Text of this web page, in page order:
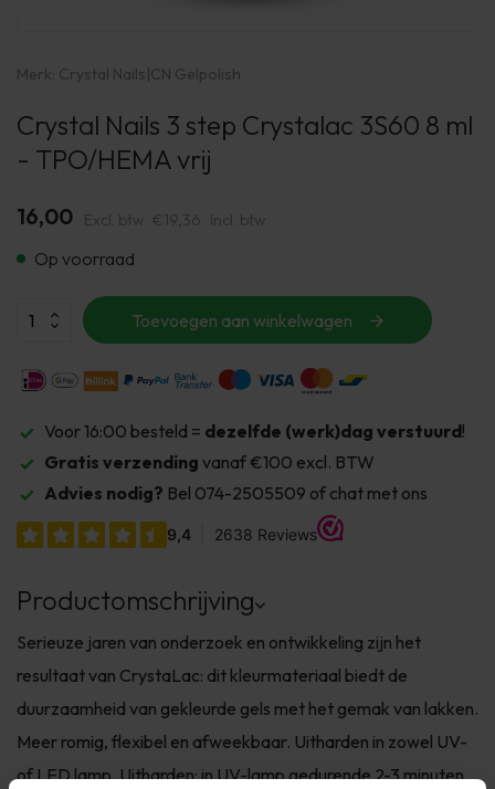
Merk: Crystal Nails|CN Gelpolish
Crystal Nails 3 step Crystalac 3S60 8 ml
- TPO/HEMA vrij
16,00 Excl. btw €19,36 Incl. btw
Op voorraad
Toevoegen aan winkelwagen
Voor 16:00 besteld = dezelfde (werk)dag verstuurd!
Gratis verzending vanaf €100 excl. BTW
Advies nodig? Bel 074-2505509 of chat met ons
Productomschrijving
Serieuze jaren van onderzoek en ontwikkeling zijn het
resultaat van CrystaLac: dit kleurmateriaal biedt de
duurzaamheid van gekleurde gels met het gemak van lakken.
Meer romig, flexibel en afweekbaar. Uitharden in zowel UV-
of LED lamp. Uitharden: in UV-lamp gedurende 2-3 minuten,